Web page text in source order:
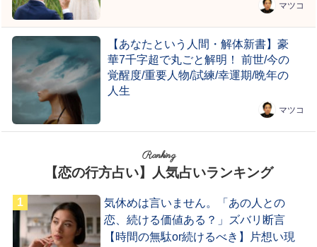
マツコ
【あなたという人間・解体新書】豪
華7千字超で丸ごと解明！ 前世/今の
覚醒度/重要人物/試練/幸運期/晩年の
人生
マツコ
Ranking
【恋の行方占い】人気占いランキング
気休めは言いません。「あの人との
恋、続ける価値ある？」ズバリ断言
【時間の無駄or続けるべき】片想い現